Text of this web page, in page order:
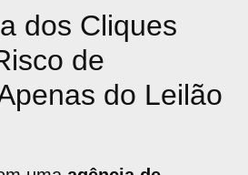
dos Cliques
de
do Leilão